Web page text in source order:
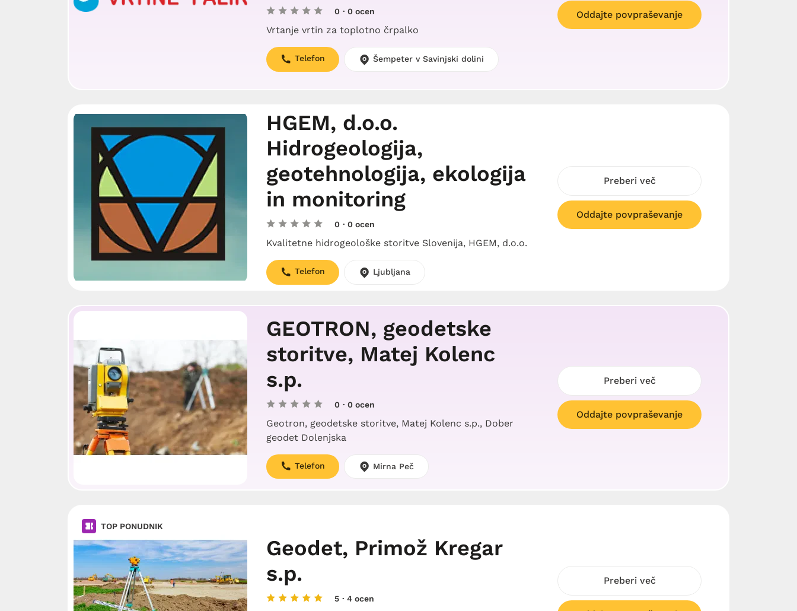
0 · 0 ocen
Vrtanje vrtin za toplotno črpalko
Telefon Šempeter v Savinjski dolini
Oddajte povpraševanje
HGEM, d.o.o.
Hidrogeologija,
geotehnologija, ekologija
in monitoring
0 · 0 ocen
Kvalitetne hidrogeološke storitve Slovenija, HGEM, d.o.o.
Telefon Ljubljana
Preberi več
Oddajte povpraševanje
GEOTRON, geodetske
storitve, Matej Kolenc
s.p.
0 · 0 ocen
Geotron, geodetske storitve, Matej Kolenc s.p., Dober
geodet Dolenjska
Telefon Mirna Peč
Preberi več
Oddajte povpraševanje
TOP PONUDNIK
Geodet, Primož Kregar
s.p.
5 · 4 ocen
Preberi več